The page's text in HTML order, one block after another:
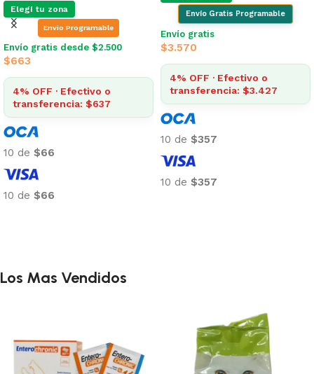
Elegí tu zona
Envio Programable
Envío gratis desde $2.500
$663
4% OFF · Efectivo o
transferencia: $637
10 de $66
10 de $66
Envío Gratis Programable
Envío gratis
$3.570
4% OFF · Efectivo o
transferencia: $3.427
10 de $357
10 de $357
Los Mas Vendidos